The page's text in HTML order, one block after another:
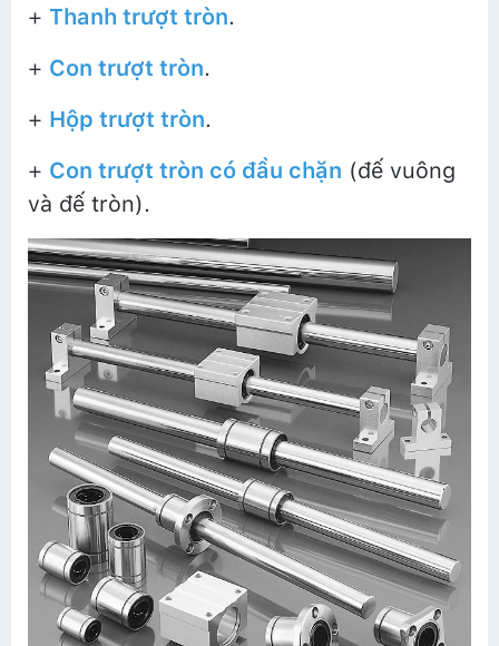
+ Thanh trượt tròn.
+ Con trượt tròn.
+ Hộp trượt tròn.
+ Con trượt tròn có đầu chặn (đế vuông
và đế tròn).